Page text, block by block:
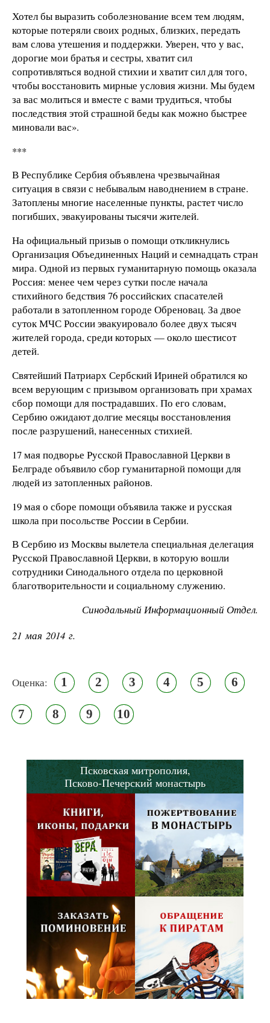
Хотел бы выразить соболезнование всем тем людям,
которые потеряли своих родных, близких, передать
вам слова утешения и поддержки. Уверен, что у вас,
дорогие мои братья и сестры, хватит сил
сопротивляться водной стихии и хватит сил для того,
чтобы восстановить мирные условия жизни. Мы будем
за вас молиться и вместе с вами трудиться, чтобы
последствия этой страшной беды как можно быстрее
миновали вас».
***
В Республике Сербия объявлена чрезвычайная
ситуация в связи с небывалым наводнением в стране.
Затоплены многие населенные пункты, растет число
погибших, эвакуированы тысячи жителей.
На официальный призыв о помощи откликнулись
Организация Объединенных Наций и семнадцать стран
мира. Одной из первых гуманитарную помощь оказала
Россия: менее чем через сутки после начала
стихийного бедствия 76 российских спасателей
работали в затопленном городе Обреновац. За двое
суток МЧС России эвакуировало более двух тысяч
жителей города, среди которых — около шестисот
детей.
Святейший Патриарх Сербский Ириней обратился ко
всем верующим с призывом организовать при храмах
сбор помощи для пострадавших. По его словам,
Сербию ожидают долгие месяцы восстановления
после разрушений, нанесенных стихией.
17 мая подворье Русской Православной Церкви в
Белграде объявило сбор гуманитарной помощи для
людей из затопленных районов.
19 мая о сборе помощи объявила также и русская
школа при посольстве России в Сербии.
В Сербию из Москвы вылетела специальная делегация
Русской Православной Церкви, в которую вошли
сотрудники Синодального отдела по церковной
благотворительности и социальному служению.
Синодальный Информационный Отдел.
21 мая 2014 г.
Оценка: 1 2 3 4 5 6
7 8 9 10
Псковская митрополия,
Псково-Печерский монастырь